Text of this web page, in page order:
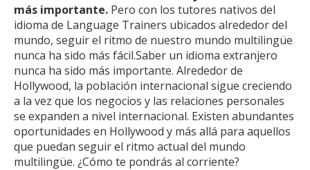
más importante. Pero con los tutores nativos del
idioma de Language Trainers ubicados alrededor del
mundo, seguir el ritmo de nuestro mundo multilingüe
nunca ha sido más fácil.Saber un idioma extranjero
nunca ha sido más importante. Alrededor de
Hollywood, la población internacional sigue creciendo
a la vez que los negocios y las relaciones personales
se expanden a nivel internacional. Existen abundantes
oportunidades en Hollywood y más allá para aquellos
que puedan seguir el ritmo actual del mundo
multilingüe. ¿Cómo te pondrás al corriente?